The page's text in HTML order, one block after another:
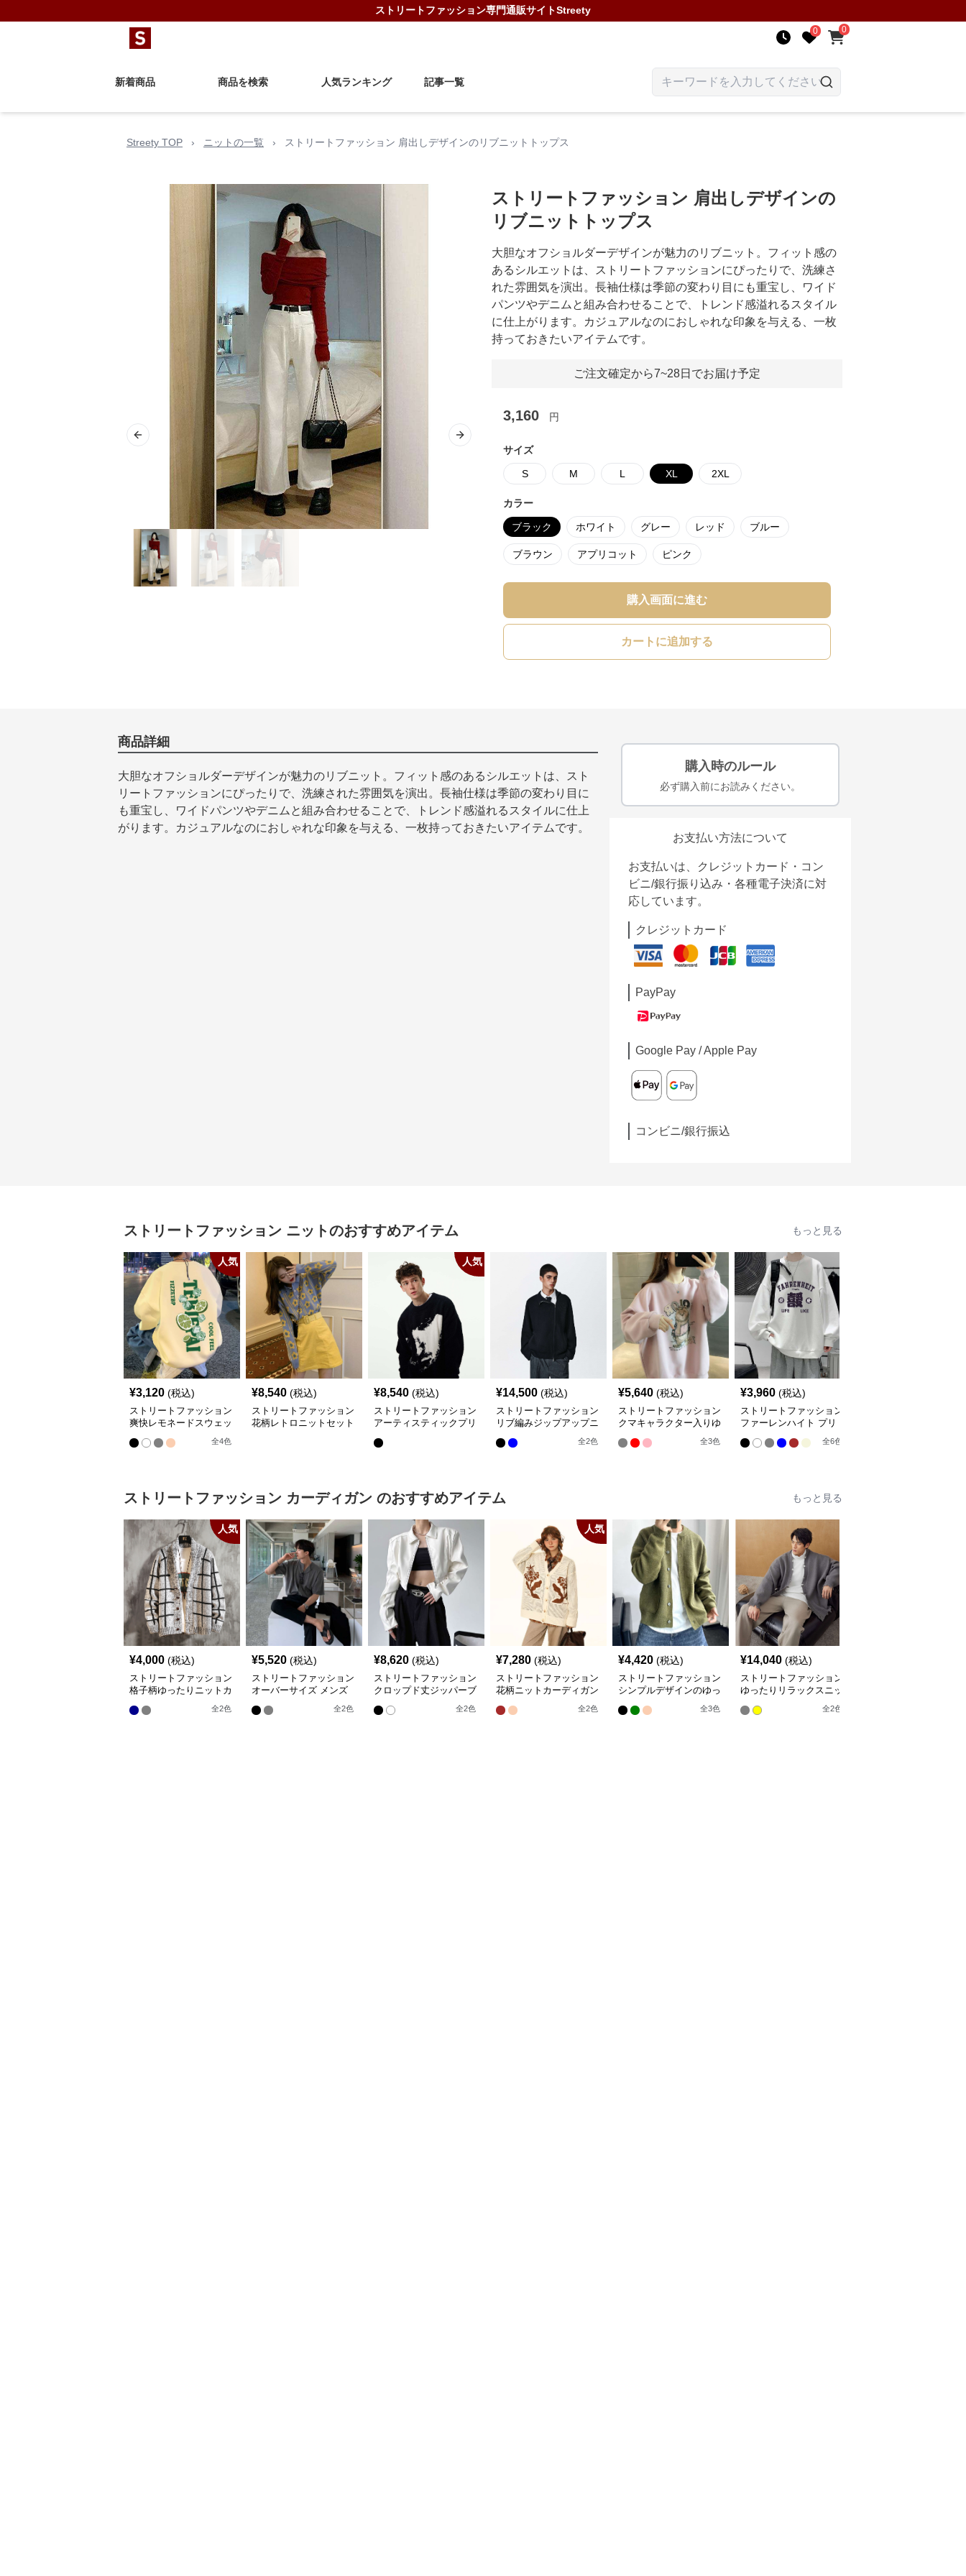
ストリートファッション専門通販サイトStreety
0 0
新着商品 商品を検索 人気ランキング 記事一覧
Streety TOP › ニットの一覧 › ストリートファッション 肩出しデザインのリブニットトップス
Previous slide Next slide
ストリートファッション 肩出しデザインの
リブニットトップス
大胆なオフショルダーデザインが魅力のリブニット。フィット感の
あるシルエットは、ストリートファッションにぴったりで、洗練さ
れた雰囲気を演出。長袖仕様は季節の変わり目にも重宝し、ワイド
パンツやデニムと組み合わせることで、トレンド感溢れるスタイル
に仕上がります。カジュアルなのにおしゃれな印象を与える、一枚
持っておきたいアイテムです。
ご注文確定から7~28日でお届け予定
3,160 円
サイズ
S M L XL 2XL
カラー
ブラック ホワイト グレー レッド ブルー
ブラウン アプリコット ピンク
購入画面に進む
カートに追加する
商品詳細
大胆なオフショルダーデザインが魅力のリブニット。フィット感のあるシルエットは、スト
リートファッションにぴったりで、洗練された雰囲気を演出。長袖仕様は季節の変わり目に
も重宝し、ワイドパンツやデニムと組み合わせることで、トレンド感溢れるスタイルに仕上
がります。カジュアルなのにおしゃれな印象を与える、一枚持っておきたいアイテムです。
購入時のルール
必ず購入前にお読みください。
お支払い方法について
お支払いは、クレジットカード・コン
ビニ/銀行振り込み・各種電子決済に対
応しています。
クレジットカード
PayPay
Google Pay / Apple Pay
コンビニ/銀行振込
ストリートファッション ニットのおすすめアイテム もっと見る
人気
¥3,120 (税込)
ストリートファッション
爽快レモネードスウェッ
全4色
¥8,540 (税込)
ストリートファッション
花柄レトロニットセット
人気
¥8,540 (税込)
ストリートファッション
アーティスティックプリ
ニット
¥14,500 (税込)
ストリートファッション
リブ編みジップアップニ
全2色
¥5,640 (税込)
ストリートファッション
クマキャラクター入りゆ
全3色
¥3,960 (税込)
ストリートファッション
ファーレンハイト プリ
ント オーバーサイズス
ウェット
全6色
ストリートファッション カーディガン のおすすめアイテム もっと見る
人気
¥4,000 (税込)
ストリートファッション
格子柄ゆったりニットカ
全2色
¥5,520 (税込)
ストリートファッション
オーバーサイズ メンズ
フロントボタン シャツ
全2色
¥8,620 (税込)
ストリートファッション
クロップド丈ジッパーブ
全2色
人気
¥7,280 (税込)
ストリートファッション
花柄ニットカーディガン
全2色
¥4,420 (税込)
ストリートファッション
シンプルデザインのゆっ
全3色
¥14,040 (税込)
ストリートファッション
ゆったりリラックスニッ
全2色